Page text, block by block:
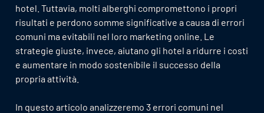
hotel. Tuttavia, molti alberghi compromettono i propri
risultati e perdono somme significative a causa di errori
comuni ma evitabili nel loro marketing online. Le
strategie giuste, invece, aiutano gli hotel a ridurre i costi
e aumentare in modo sostenibile il successo della
propria attività.
In questo articolo analizzeremo 3 errori comuni nel